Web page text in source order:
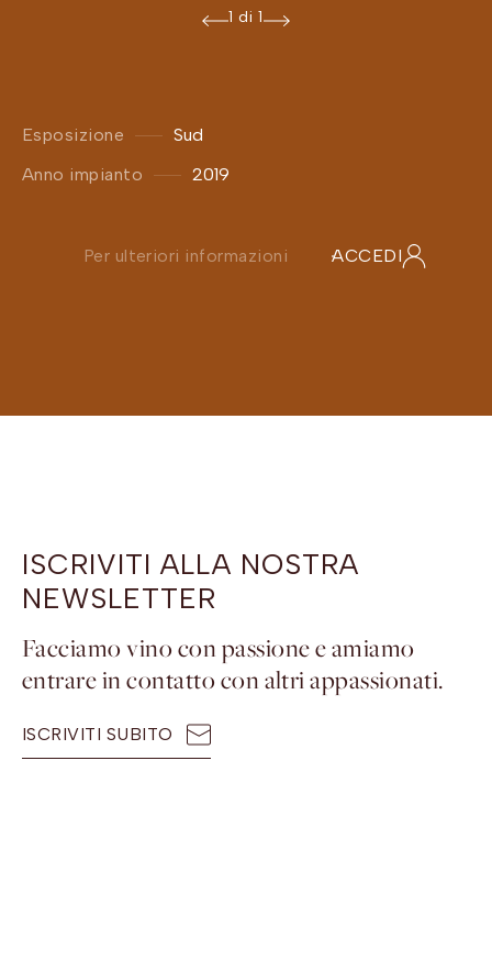
1 di 1
Esposizione
Sud
Anno impianto
2019
Per ulteriori informazioni ACCEDI
ISCRIVITI ALLA NOSTRA
NEWSLETTER
Facciamo vino con passione e amiamo
entrare in contatto con altri appassionati.
ISCRIVITI SUBITO